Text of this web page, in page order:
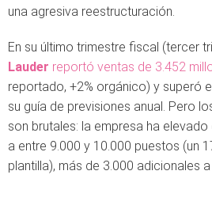
una agresiva reestructuración.
En su último trimestre fiscal (tercer
Lauder reportó ventas de 3.452
reportado, +2% orgánico) y superó
su guía de previsiones anual. Pero
son brutales: la empresa ha
a entre 9.000 y 10.000 puestos (un
plantilla), más de 3.000 adicionales